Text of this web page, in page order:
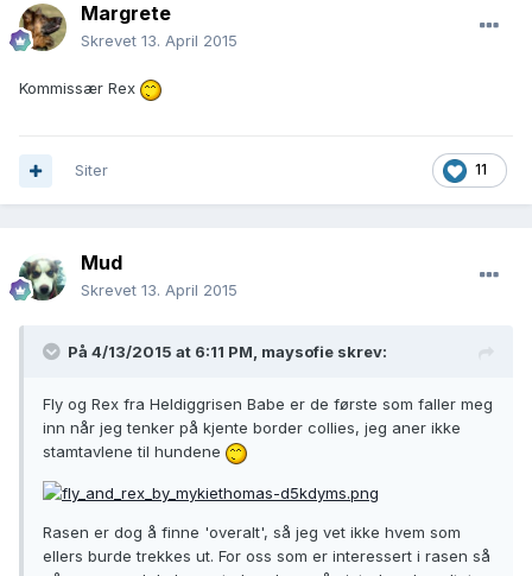
Margrete
Skrevet 13. April 2015
Kommissær Rex
11
Siter
Mud
Skrevet 13. April 2015
På 4/13/2015 at 6:11 PM, maysofie skrev:
Fly og Rex fra Heldiggrisen Babe er de første som faller meg
inn når jeg tenker på kjente border collies, jeg aner ikke
stamtavlene til hundene
Rasen er dog å finne 'overalt', så jeg vet ikke hvem som
ellers burde trekkes ut. For oss som er interessert i rasen så